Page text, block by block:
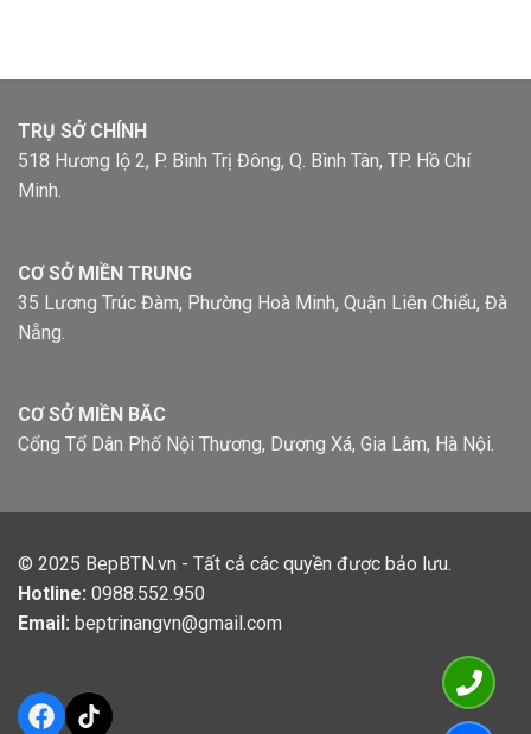
TRỤ SỞ CHÍNH
518 Hương lộ 2, P. Bình Trị Đông, Q. Bình Tân, TP. Hồ Chí
Minh.
CƠ SỞ MIỀN TRUNG
35 Lương Trúc Đàm, Phường Hoà Minh, Quận Liên Chiểu, Đà
Nẵng.
CƠ SỞ MIỀN BĂC
Cổng Tổ Dân Phố Nội Thương, Dương Xá, Gia Lâm, Hà Nội.
© 2025 BepBTN.vn - Tất cả các quyền được bảo lưu.
Hotline: 0988.552.950
Email: beptrinangvn@gmail.com
Facebook
TikTok